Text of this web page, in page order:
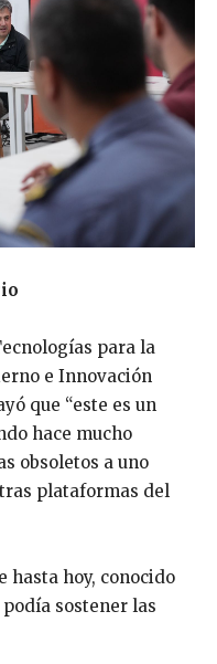
para la
e Innovación
que “este es un
hace mucho
obsoletos a uno
plataformas del
hasta hoy, conocido
podía sostener las